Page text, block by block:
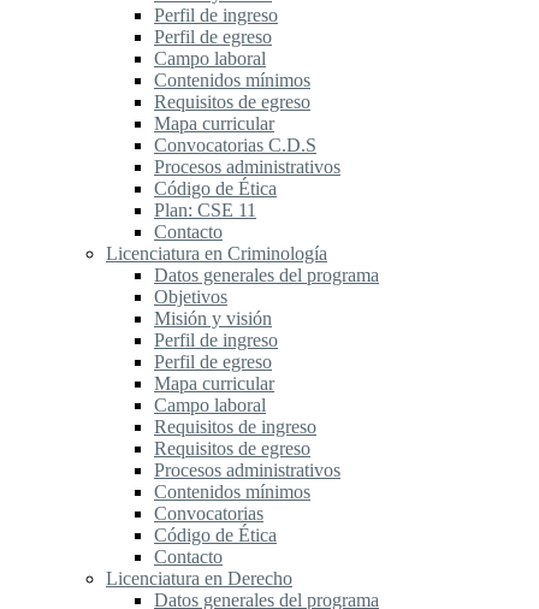
Perfil de ingreso
Perfil de egreso
Campo laboral
Contenidos mínimos
Requisitos de egreso
Mapa curricular
Convocatorias C.D.S
Procesos administrativos
Código de Ética
Plan: CSE 11
Contacto
Licenciatura en Criminología
Datos generales del programa
Objetivos
Misión y visión
Perfil de ingreso
Perfil de egreso
Mapa curricular
Campo laboral
Requisitos de ingreso
Requisitos de egreso
Procesos administrativos
Contenidos mínimos
Convocatorias
Código de Ética
Contacto
Licenciatura en Derecho
Datos generales del programa